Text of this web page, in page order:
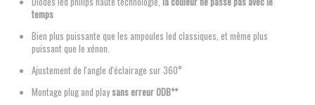
temps
Bien plus puissante que les ampoules led classiques, et même plus
puissant que le xénon.
Ajustement de l'angle d'éclairage sur 360°
Montage plug and playsans erreur ODB**